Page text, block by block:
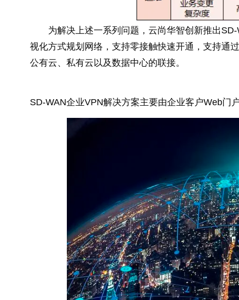
为解决上述一系列问题，云尚华智创新推出
视化方式规划网络，支持零接触快速开通，支持通
公有云、私有云以及数据中心的联接。
SD-WAN企业VPN解决方案主要由企业客户Web门